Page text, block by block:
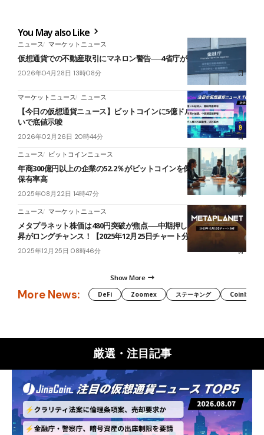
You May also Like
ニュース マーケットニュース
仮想通貨での不動産取引にマネロン警告──4省庁が連名要請
2026年04月28日 13時08分
マーケットニュース ニュース
【今日の仮想通貨ニュース】ビットコインに5億ドル流入｜クジラ買
いで底値示唆
2026年02月26日 20時44分
ニュース ビットコインニュース
年商300億円以上の企業の52.2％がビットコインを保有──大企業ほど
保有率高
2025年08月22日 14時47分
ニュース マーケットニュース
メタプラネット株価は480円突破が焦点──中期押し目形成後の再上
昇がロングチャンス！【2025年12月25日チャート分析】
2025年12月25日 08時46分
Show More
More News: DeFi Zoomex ステーキング Coinbase
厳選・注目記事